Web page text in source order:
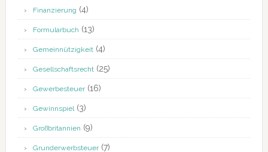
Finanzierung (4)
Formularbuch (13)
Gemeinnützigkeit(4)
Gesellschaftsrecht(25)
Gewerbesteuer(16)
Gewinnspiel(3)
Großbritannien (9)
Grunderwerbsteuer(7)